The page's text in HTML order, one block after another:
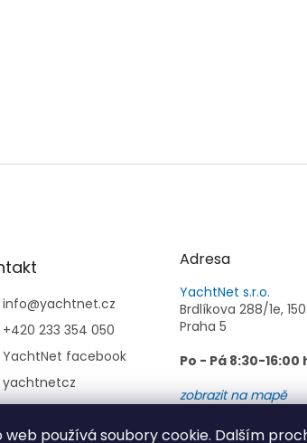
web používá soubory cookie. Dalším
info@yachtnet.cz
+420 233 354 050
YachtNet facebook
yachtnetcz
Adresa
YachtNet s.r.o.
Brdlíkova 288/1e,
Praha 5
Po - Pá 8:30-16:00
zobrazit na mapě